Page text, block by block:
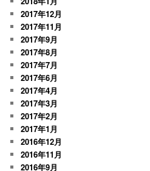
2017年12月
2017年11月
2017年9月
2017年8月
2017年7月
2017年6月
2017年4月
2017年3月
2017年2月
2017年1月
2016年12月
2016年11月
2016年9月